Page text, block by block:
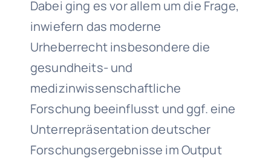
Dabei ging es vor allem um die Frage,
inwiefern das moderne
Urheberrecht insbesondere die
gesundheits- und
medizinwissenschaftliche
Forschung beeinflusst und ggf. eine
Unterrepräsentation deutscher
Forschungsergebnisse im Output